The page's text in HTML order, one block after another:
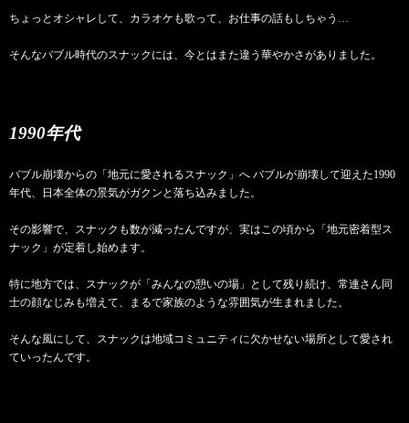
ちょっとオシャレして、カラオケも歌って、お仕事の話もしちゃう…
そんなバブル時代のスナックには、今とはまた違う華やかさがありました。
1990年代
バブル崩壊からの「地元に愛されるスナック」へ バブルが崩壊して迎えた1990
年代、日本全体の景気がガクンと落ち込みました。
その影響で、スナックも数が減ったんですが、実はこの頃から「地元密着型ス
ナック」が定着し始めます。
特に地方では、スナックが「みんなの憩いの場」として残り続け、常連さん同
士の顔なじみも増えて、まるで家族のような雰囲気が生まれました。
そんな風にして、スナックは地域コミュニティに欠かせない場所として愛され
ていったんです。